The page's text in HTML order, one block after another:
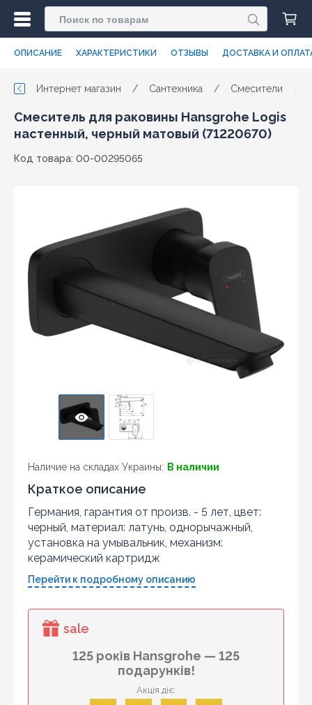
ОПИСАНИЕ ХАРАКТЕРИСТИКИ ОТЗЫВЫ ДОСТАВКА И
Интернет магазин / Сантехника / Смесители
Смеситель для раковины Hansgrohe Logis
настенный, черный матовый (71220670)
Код товара: 00-00295065
Наличие на складах Украины: В наличии
Краткое описание
Германия, гарантия от произв. - 5 лет, цвет:
черный, материал: латунь, однорычажный,
установка на умывальник, механизм:
керамический картридж
Перейти к подробному описанию
sale
125 років Hansgrohe — 125
подарунків!
Акція діє: